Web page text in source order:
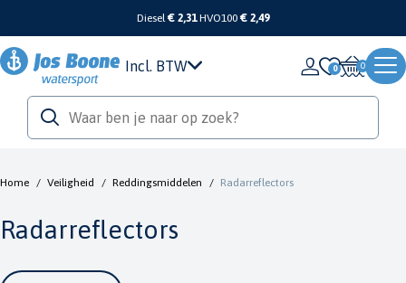
Diesel€ 2,31 HVO100 € 2,49
Incl. BTW 0
Home / Veiligheid / Reddingsmiddelen / Radarreflectors
Radarreflectors